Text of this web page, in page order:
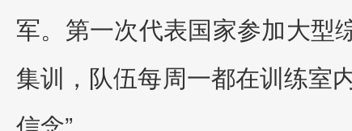
军。第一次代表国家参加大型
集训，队伍每周一都在训练室